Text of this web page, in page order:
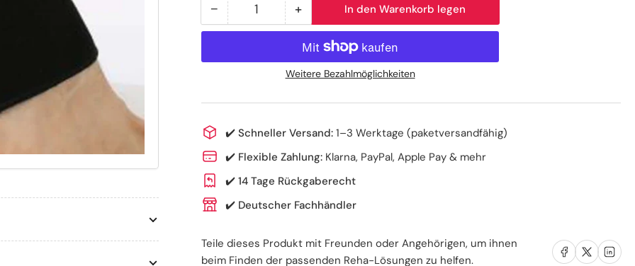
− Menge
reduzieren
Sprunggelenkbandage
Polyester
elastische
Stabilität
Anzahl +Menge
erhöhen
für
Sprunggelenkbandage
Polyester
elastische
Stabilität
In den Warenkorb legen
Weitere Bezahlmöglichkeiten
✔️ Schneller Versand: 1–3 Werktage (paketversandfähig)
✔️ Flexible Zahlung: Klarna, PayPal, Apple Pay & mehr
✔️ 14 Tage Rückgaberecht
✔️ Deutscher Fachhändler
Teile dieses Produkt mit Freunden oder Angehörigen, um ihnen
beim Finden der passenden Reha-Lösungen zu helfen.
Auf Facebook teilenAuf X teilenAuf LinkedIn